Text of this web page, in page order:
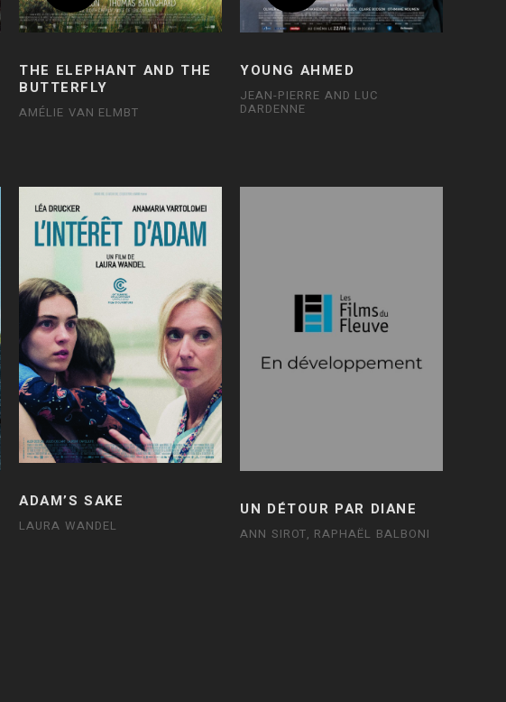
THE ELEPHANT AND THE
BUTTERFLY
AMÉLIE VAN ELMBT
YOUNG AHMED
JEAN-PIERRE AND LUC
DARDENNE
ADAM’S SAKE
LAURA WANDEL
UN DÉTOUR PAR DIANE
ANN SIROT, RAPHAËL BALBONI